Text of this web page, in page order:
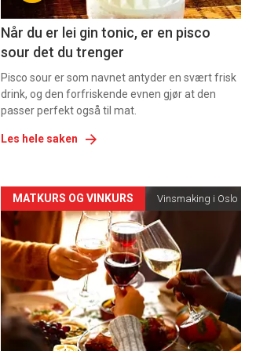
Når du er lei gin tonic, er en pisco
sour det du trenger
Pisco sour er som navnet antyder en svært frisk
drink, og den forfriskende evnen gjør at den
passer perfekt også til mat.
Les hele saken
Forsiden
akkurat
nå
-
5
MATKURS OG VINKURS Vinsmaking i Oslo